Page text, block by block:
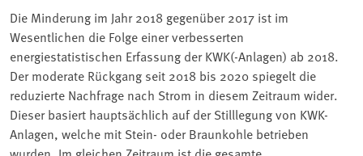
Die Minderung im Jahr 2018 gegenüber 2017 ist im
Wesentlichen die Folge einer verbesserten
energiestatistischen Erfassung der KWK(-Anlagen) ab 2018.
Der moderate Rückgang seit 2018 bis 2020 spiegelt die
reduzierte Nachfrage nach Strom in diesem Zeitraum wider.
Dieser basiert hauptsächlich auf der Stilllegung von KWK-
Anlagen, welche mit Stein- oder Braunkohle betrieben